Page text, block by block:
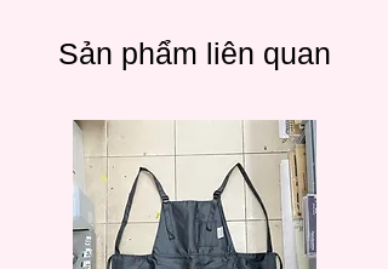
Sản phẩm liên quan